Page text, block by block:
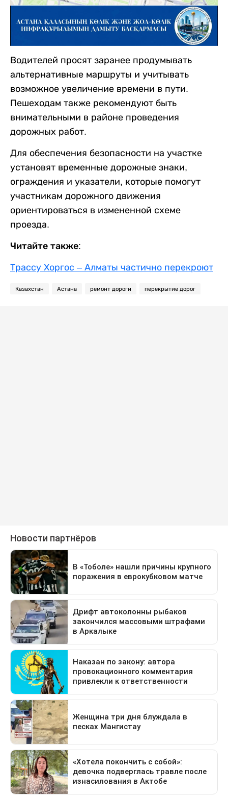
Водителей просят заранее продумывать
альтернативные маршруты и учитывать
возможное увеличение времени в пути.
Пешеходам также рекомендуют быть
внимательными в районе проведения
дорожных работ.
Для обеспечения безопасности на участке
установят временные дорожные знаки,
ограждения и указатели, которые помогут
участникам дорожного движения
ориентироваться в измененной схеме
проезда.
Читайте также:
Трассу Хоргос – Алматы частично перекроют
Казахстан Астана ремонт дороги перекрытие дорог